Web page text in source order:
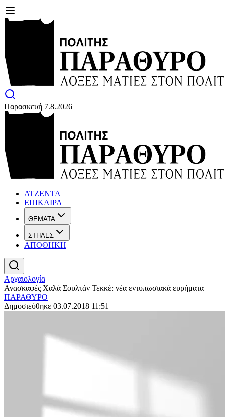
Παρασκευή 7.8.2026
ΑΤΖΕΝΤΑ
ΕΠΙΚΑΙΡΑ
ΘΕΜΑΤΑ
ΣΤΗΛΕΣ
ΑΠΟΘΗΚΗ
Αρχαιολογία
Ανασκαφές Χαλά Σουλτάν Τεκκέ: νέα εντυπωσιακά ευρήματα
ΠΑΡΑΘΥΡΟ
Δημοσιεύθηκε 03.07.2018 11:51